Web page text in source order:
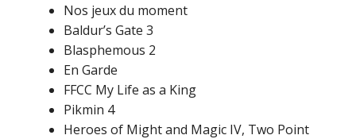
Nos jeux du moment
Baldur’s Gate 3
Blasphemous 2
En Garde
FFCC My Life as a King
Pikmin 4
Heroes of Might and Magic IV, Two Point